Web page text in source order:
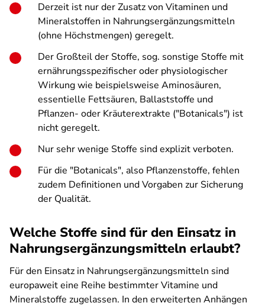
Derzeit ist nur der Zusatz von Vitaminen und
Mineralstoffen in Nahrungsergänzungsmitteln
(ohne Höchstmengen) geregelt.
Der Großteil der Stoffe, sog. sonstige Stoffe mit
ernährungsspezifischer oder physiologischer
Wirkung wie beispielsweise Aminosäuren,
essentielle Fettsäuren, Ballaststoffe und
Pflanzen- oder Kräuterextrakte ("Botanicals") ist
nicht geregelt.
Nur sehr wenige Stoffe sind explizit verboten.
Für die "Botanicals", also Pflanzenstoffe, fehlen
zudem Definitionen und Vorgaben zur Sicherung
der Qualität.
Welche Stoffe sind für den Einsatz in
Nahrungsergänzungsmitteln erlaubt?
Für den Einsatz in Nahrungsergänzungsmitteln sind
europaweit eine Reihe bestimmter Vitamine und
Mineralstoffe zugelassen. In den erweiterten Anhängen